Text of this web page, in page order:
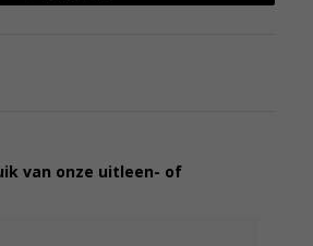
van onze uitleen- of